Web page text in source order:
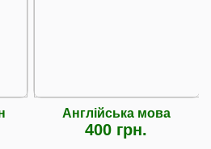
Англійська мова
400 грн.